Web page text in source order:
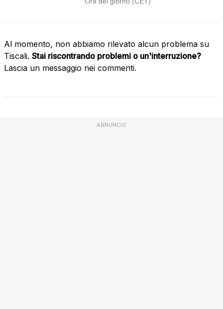
Al momento, non abbiamo rilevato alcun problema su
Tiscali. Stai riscontrando problemi o un'interruzione?
Lascia un messaggio nei commenti.
ANNUNCIO